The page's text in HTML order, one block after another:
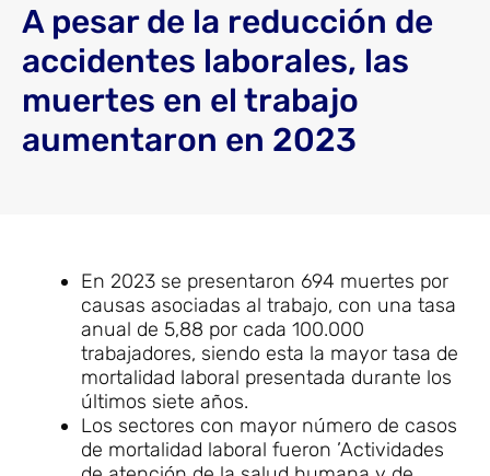
A pesar de la reducción de
accidentes laborales, las
muertes en el trabajo
aumentaron en 2023
En 2023 se presentaron 694 muertes por
causas asociadas al trabajo, con una tasa
anual de 5,88 por cada 100.000
trabajadores, siendo esta la mayor tasa de
mortalidad laboral presentada durante los
últimos siete años.
Los sectores con mayor número de casos
de mortalidad laboral fueron ’Actividades